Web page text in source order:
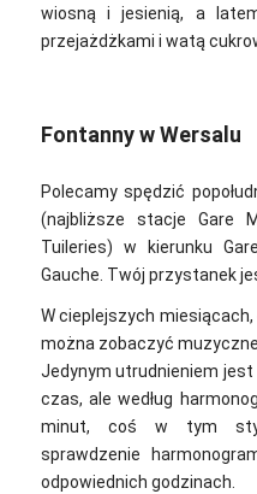
wiosną i jesienią, a
przejażdżkami i watą
Fontanny w Wersalu
Polecamy spędzić
(najbliższe stacje Gare
Tuileries) w kierunku
Gauche. Twój przystanek
W cieplejszych miesiącach,
można zobaczyć
Jedynym utrudnieniem
czas, ale według
minut, coś w tym
sprawdzenie
odpowiednich godzinach.